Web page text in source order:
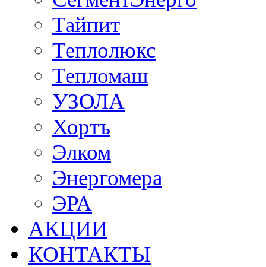
Тайпит
Теплолюкс
Тепломаш
УЗОЛА
Хортъ
Элком
Энергомера
ЭРА
АКЦИИ
КОНТАКТЫ